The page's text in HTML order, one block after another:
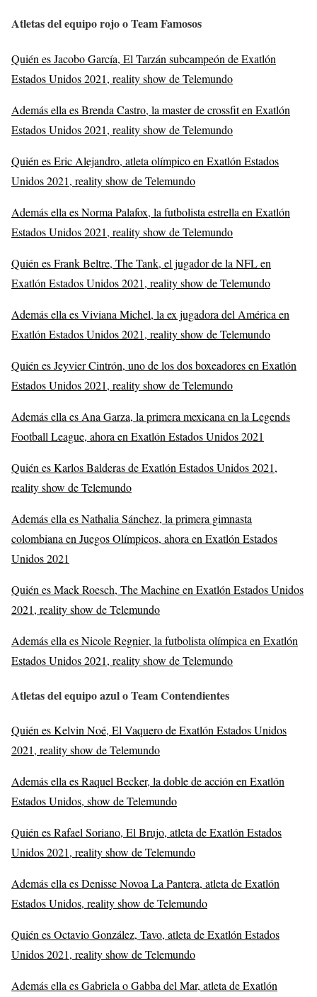
Atletas del equipo rojo o Team Famosos
Quién es Jacobo García, El Tarzán subcampeón de Exatlón
Estados Unidos 2021, reality show de Telemundo
Además ella es Brenda Castro, la master de crossfit en Exatlón
Estados Unidos 2021, reality show de Telemundo
Quién es Eric Alejandro, atleta olímpico en Exatlón Estados
Unidos 2021, reality show de Telemundo
Además ella es Norma Palafox, la futbolista estrella en Exatlón
Estados Unidos 2021, reality show de Telemundo
Quién es Frank Beltre, The Tank, el jugador de la NFL en
Exatlón Estados Unidos 2021, reality show de Telemundo
Además ella es Viviana Michel, la ex jugadora del América en
Exatlón Estados Unidos 2021, reality show de Telemundo
Quién es Jeyvier Cintrón, uno de los dos boxeadores en Exatlón
Estados Unidos 2021, reality show de Telemundo
Además ella es Ana Garza, la primera mexicana en la Legends
Football League, ahora en Exatlón Estados Unidos 2021
Quién es Karlos Balderas de Exatlón Estados Unidos 2021,
reality show de Telemundo
Además ella es Nathalia Sánchez, la primera gimnasta
colombiana en Juegos Olímpicos, ahora en Exatlón Estados
Unidos 2021
Quién es Mack Roesch, The Machine en Exatlón Estados Unidos
2021, reality show de Telemundo
Además ella es Nicole Regnier, la futbolista olímpica en Exatlón
Estados Unidos 2021, reality show de Telemundo
Atletas del equipo azul o Team Contendientes
Quién es Kelvin Noé, El Vaquero de Exatlón Estados Unidos
2021, reality show de Telemundo
Además ella es Raquel Becker, la doble de acción en Exatlón
Estados Unidos, show de Telemundo
Quién es Rafael Soriano, El Brujo, atleta de Exatlón Estados
Unidos 2021, reality show de Telemundo
Además ella es Denisse Novoa La Pantera, atleta de Exatlón
Estados Unidos, reality show de Telemundo
Quién es Octavio González, Tavo, atleta de Exatlón Estados
Unidos 2021, reality show de Telemundo
Además ella es Gabriela o Gabba del Mar, atleta de Exatlón